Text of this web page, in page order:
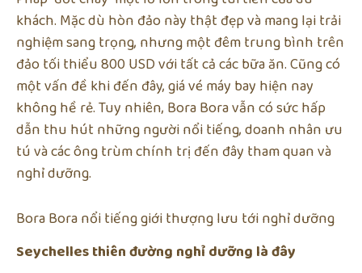
khách. Mặc dù hòn đảo này thật đẹp và mang lại trải
nghiệm sang trọng, nhưng một đêm trung bình trên
đảo tối thiểu 800 USD với tất cả các bữa ăn. Cũng có
một vấn đề khi đến đây, giá vé máy bay hiện nay
không hề rẻ. Tuy nhiên, Bora Bora vẫn có sức hấp
dẫn thu hút những người nổi tiếng, doanh nhân ưu
tú và các ông trùm chính trị đến đây tham quan và
nghỉ dưỡng.
Bora Bora nổi tiếng giới thượng lưu tới nghỉ dưỡng
Seychelles thiên đường nghỉ dưỡng là đây